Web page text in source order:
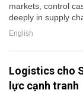
markets, control
deeply in supply
English
Logistics cho
lực cạnh tranh